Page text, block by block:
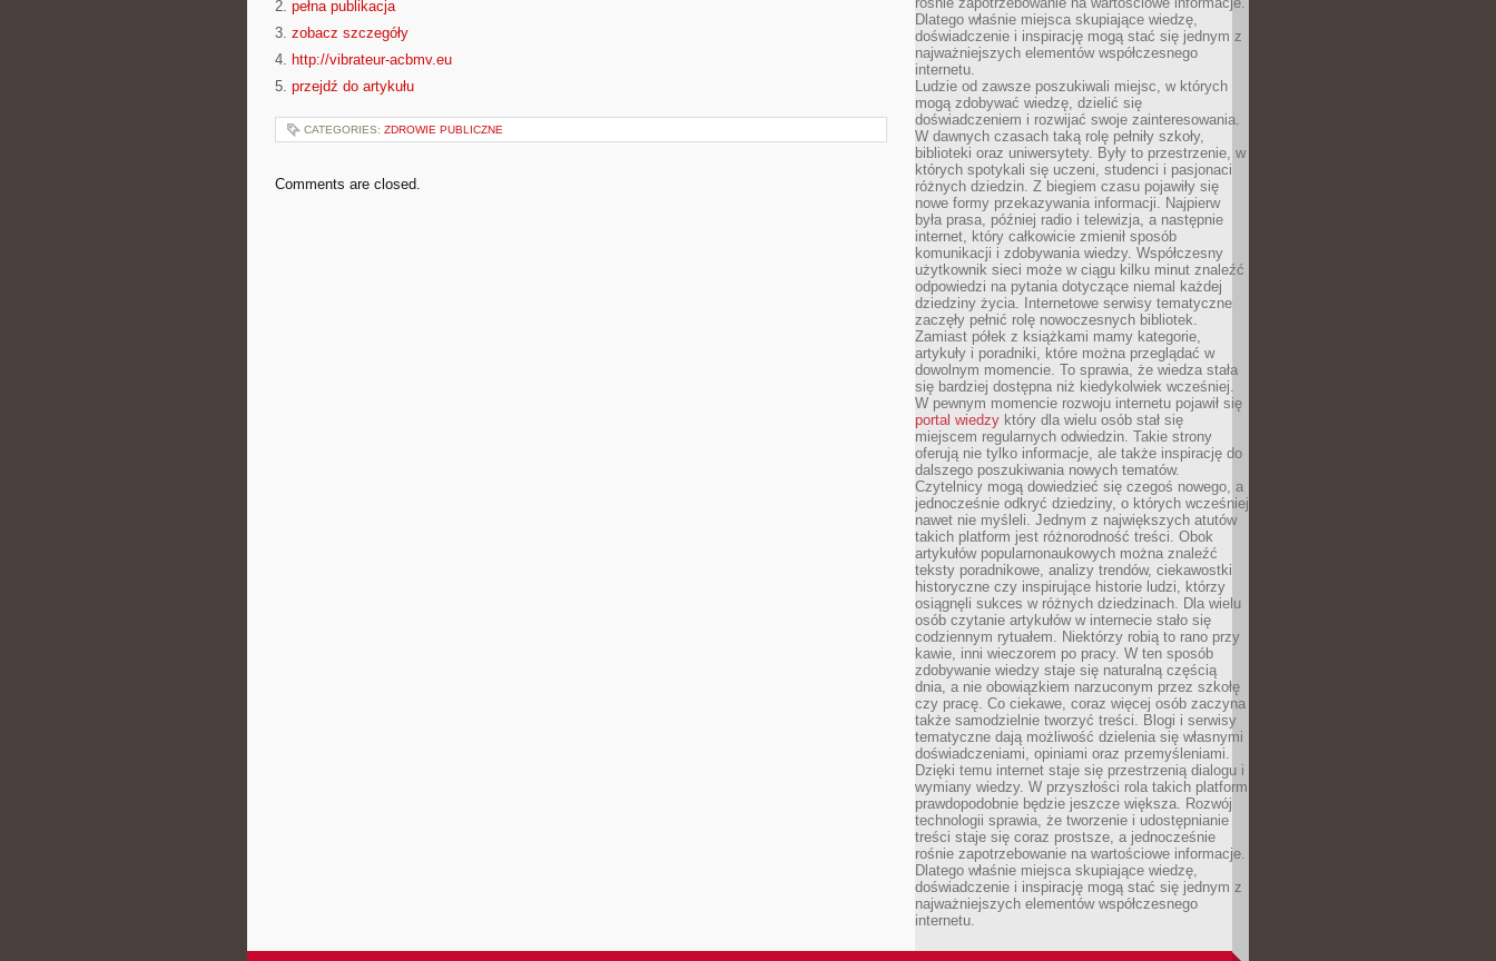
2. pełna publikacja
3. zobacz szczegóły
4. http://vibrateur-acbmv.eu
5. przejdź do artykułu
CATEGORIES: ZDROWIE PUBLICZNE
Comments are closed.
Dlatego właśnie miejsca skupiające wiedzę,
doświadczenie i inspirację mogą stać się jednym z
najważniejszych elementów współczesnego
internetu.
Ludzie od zawsze poszukiwali miejsc, w których
mogą zdobywać wiedzę, dzielić się
doświadczeniem i rozwijać swoje zainteresowania.
W dawnych czasach taką rolę pełniły szkoły,
biblioteki oraz uniwersytety. Były to przestrzenie, w
których spotykali się uczeni, studenci i pasjonaci
różnych dziedzin. Z biegiem czasu pojawiły się
nowe formy przekazywania informacji. Najpierw
była prasa, później radio i telewizja, a następnie
internet, który całkowicie zmienił sposób
komunikacji i zdobywania wiedzy. Współczesny
użytkownik sieci może w ciągu kilku minut znaleźć
odpowiedzi na pytania dotyczące niemal każdej
dziedziny życia. Internetowe serwisy tematyczne
zaczęły pełnić rolę nowoczesnych bibliotek.
Zamiast półek z książkami mamy kategorie,
artykuły i poradniki, które można przeglądać w
dowolnym momencie. To sprawia, że wiedza stała
się bardziej dostępna niż kiedykolwiek wcześniej.
W pewnym momencie rozwoju internetu pojawił się
portal wiedzy który dla wielu osób stał się
miejscem regularnych odwiedzin. Takie strony
oferują nie tylko informacje, ale także inspirację do
dalszego poszukiwania nowych tematów.
Czytelnicy mogą dowiedzieć się czegoś nowego, a
jednocześnie odkryć dziedziny, o których wcześniej
nawet nie myśleli. Jednym z największych atutów
takich platform jest różnorodność treści. Obok
artykułów popularnonaukowych można znaleźć
teksty poradnikowe, analizy trendów, ciekawostki
historyczne czy inspirujące historie ludzi, którzy
osiągnęli sukces w różnych dziedzinach. Dla wielu
osób czytanie artykułów w internecie stało się
codziennym rytuałem. Niektórzy robią to rano przy
kawie, inni wieczorem po pracy. W ten sposób
zdobywanie wiedzy staje się naturalną częścią
dnia, a nie obowiązkiem narzuconym przez szkołę
czy pracę. Co ciekawe, coraz więcej osób zaczyna
także samodzielnie tworzyć treści. Blogi i serwisy
tematyczne dają możliwość dzielenia się własnymi
doświadczeniami, opiniami oraz przemyśleniami.
Dzięki temu internet staje się przestrzenią dialogu i
wymiany wiedzy. W przyszłości rola takich platform
prawdopodobnie będzie jeszcze większa. Rozwój
technologii sprawia, że tworzenie i udostępnianie
treści staje się coraz prostsze, a jednocześnie
rośnie zapotrzebowanie na wartościowe informacje.
Dlatego właśnie miejsca skupiające wiedzę,
doświadczenie i inspirację mogą stać się jednym z
najważniejszych elementów współczesnego
internetu.